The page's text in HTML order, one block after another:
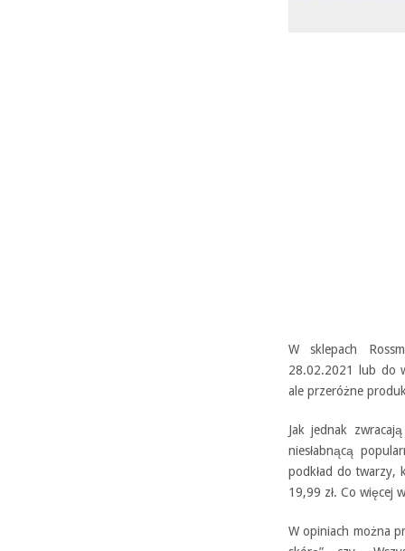
W sklepach
28.02.2021 lub do
ale przeróżne
Jak jednak
niesłabnącą
podkład do twarzy,
19,99 zł. Co więcej
W opiniach można